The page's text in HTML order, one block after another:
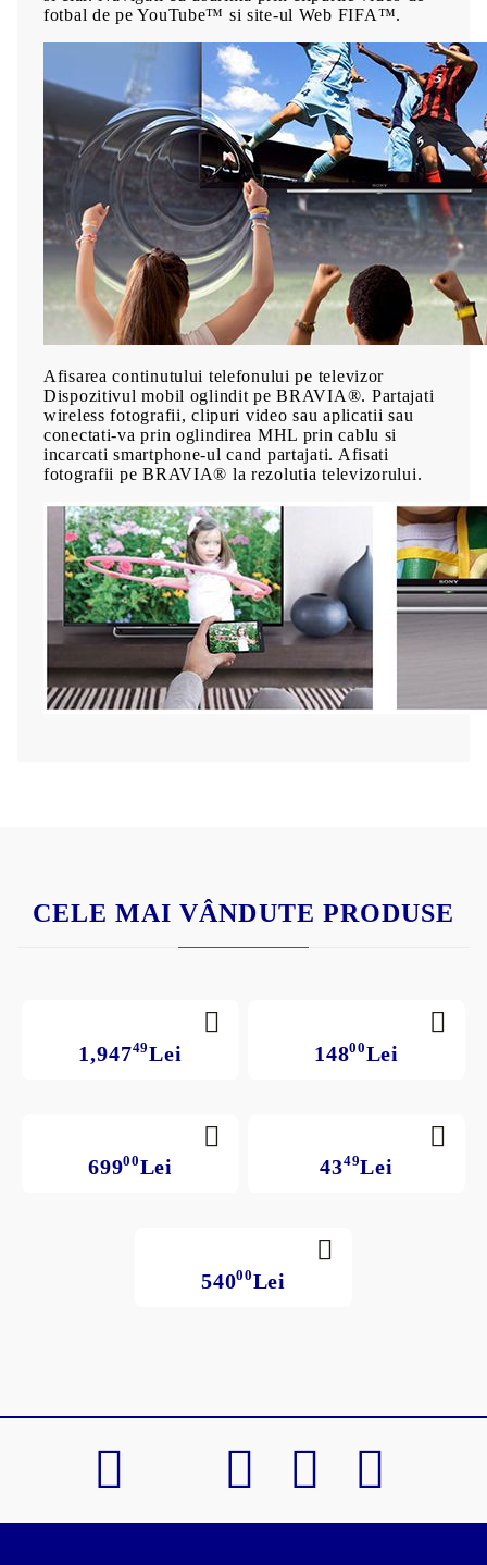
fotbal de pe YouTube™ si site-ul Web FIFA™.
Afisarea continutului telefonului pe televizor
Dispozitivul mobil oglindit pe BRAVIA®. Partajati
wireless fotografii, clipuri video sau aplicatii sau
conectati-va prin oglindirea MHL prin cablu si
incarcati smartphone-ul cand partajati. Afisati
fotografii pe BRAVIA® la rezolutia televizorului.
CELE MAI VÂNDUTE PRODUSE
1,94749Lei 14800Lei
69900Lei 4349Lei
54000Lei